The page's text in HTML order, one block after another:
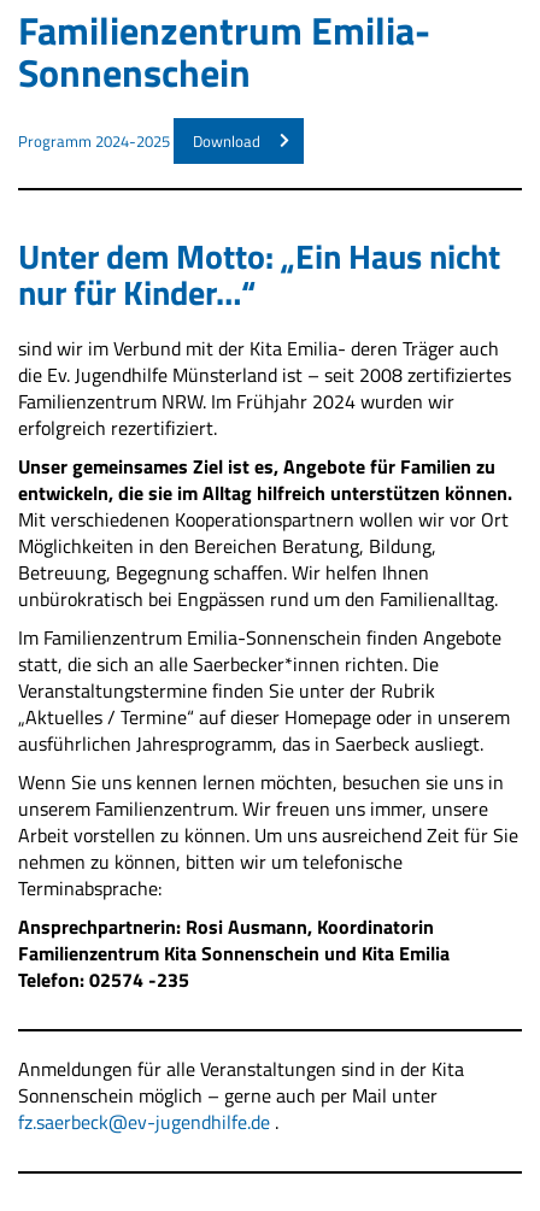
Familienzentrum Emilia-
Sonnenschein
Programm 2024-2025 Download
Unter dem Motto: „Ein Haus nicht
nur für Kinder…“
sind wir im Verbund mit der Kita Emilia- deren Träger auch
die Ev. Jugendhilfe Münsterland ist – seit 2008 zertifiziertes
Familienzentrum NRW. Im Frühjahr 2024 wurden wir
erfolgreich rezertifiziert.
Unser gemeinsames Ziel ist es, Angebote für Familien zu
entwickeln, die sie im Alltag hilfreich unterstützen können.
Mit verschiedenen Kooperationspartnern wollen wir vor Ort
Möglichkeiten in den Bereichen Beratung, Bildung,
Betreuung, Begegnung schaffen. Wir helfen Ihnen
unbürokratisch bei Engpässen rund um den Familienalltag.
Im Familienzentrum Emilia-Sonnenschein finden Angebote
statt, die sich an alle Saerbecker*innen richten. Die
Veranstaltungstermine finden Sie unter der Rubrik
„Aktuelles / Termine“ auf dieser Homepage oder in unserem
ausführlichen Jahresprogramm, das in Saerbeck ausliegt.
Wenn Sie uns kennen lernen möchten, besuchen sie uns in
unserem Familienzentrum. Wir freuen uns immer, unsere
Arbeit vorstellen zu können. Um uns ausreichend Zeit für Sie
nehmen zu können, bitten wir um telefonische
Terminabsprache:
Ansprechpartnerin: Rosi Ausmann, Koordinatorin
Familienzentrum Kita Sonnenschein und Kita Emilia
Telefon: 02574 -235
Anmeldungen für alle Veranstaltungen sind in der Kita
Sonnenschein möglich – gerne auch per Mail unter
fz.saerbeck@ev-jugendhilfe.de .